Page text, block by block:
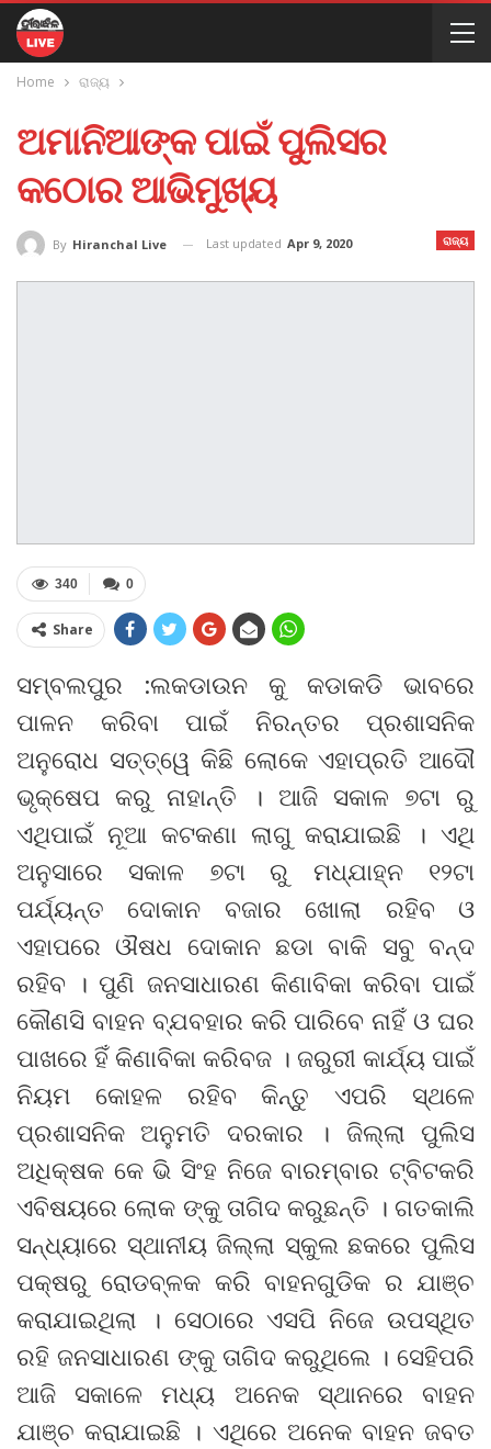
Home ରାଜ୍ୟ
ଅମାନିଆଙ୍କ ପାଇଁ ପୁଲିସର
କଠୋର ଆଭିମୁଖ୍ୟ
ରାଜ୍ୟ
By Hiranchal Live Last updated Apr 9, 2020
0
340
Share
ସମ୍ବଲପୁର :ଲକଡାଉନ କୁ କଡାକଡି ଭାବରେ
ପାଳନ କରିବା ପାଇଁ ନିରନ୍ତର ପ୍ରଶାସନିକ
ଅନୁରୋଧ ସତ୍ତ୍ୱେ କିଛି ଲୋକେ ଏହାପ୍ରତି ଆଦୌ
ଭୃକ୍ଷେପ କରୁ ନାହାନ୍ତି । ଆଜି ସକାଳ ୭ଟା ରୁ
ଏଥିପାଇଁ ନୂଆ କଟକଣା ଲାଗୁ କରାଯାଇଛି । ଏଥି
ଅନୁସାରେ ସକାଳ ୭ଟା ରୁ ମଧ୍ଯାହ୍ନ ୧୨ଟା
ପର୍ଯ୍ୟନ୍ତ ଦୋକାନ ବଜାର ଖୋଲା ରହିବ ଓ
ଏହାପରେ ଔଷଧ ଦୋକାନ ଛଡା ବାକି ସବୁ ବନ୍ଦ
ରହିବ । ପୁଣି ଜନସାଧାରଣ କିଣାବିକା କରିବା ପାଇଁ
କୌଣସି ବାହନ ବ୍ଯବହାର କରି ପାରିବେ ନାହିଁ ଓ ଘର
ପାଖରେ ହିଁ କିଣାବିକା କରିବଜ । ଜରୁରୀ କାର୍ଯ୍ୟ ପାଇଁ
ନିୟମ କୋହଳ ରହିବ କିନ୍ତୁ ଏପରି ସ୍ଥଳେ
ପ୍ରଶାସନିକ ଅନୁମତି ଦରକାର । ଜିଲ୍ଲା ପୁଲିସ
ଅଧିକ୍ଷକ କେ ଭି ସିଂହ ନିଜେ ବାରମ୍ବାର ଟ୍ବିଟକରି
ଏବିଷୟରେ ଲୋକ ଙ୍କୁ ତାଗିଦ କରୁଛନ୍ତି । ଗତକାଲି
ସନ୍ଧ୍ୟାରେ ସ୍ଥାନୀୟ ଜିଲ୍ଲା ସ୍କୁଲ ଛକରେ ପୁଲିସ
ପକ୍ଷରୁ ରୋଡବ୍ଳକ କରି ବାହନଗୁଡିକ ର ଯାଞ୍ଚ
କରାଯାଇଥିଲା । ସେଠାରେ ଏସପି ନିଜେ ଉପସ୍ଥିତ
ରହି ଜନସାଧାରଣ ଙ୍କୁ ତାଗିଦ କରୁଥିଲେ । ସେହିପରି
ଆଜି ସକାଳେ ମଧ୍ୟ ଅନେକ ସ୍ଥାନରେ ବାହନ
ଯାଞ୍ଚ କରାଯାଇଛି । ଏଥିରେ ଅନେକ ବାହନ ଜବତ